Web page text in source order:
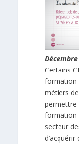
Certains
formation
métiers
permettre
formation
secteur